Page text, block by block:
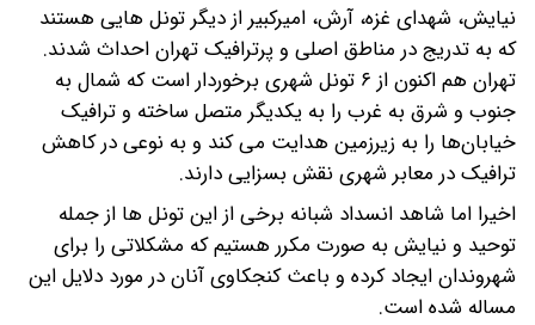
نیایش، شهدای غزه، آرش، امیرکبیر از دیگر تونل هایی هستند
که به تدریج در مناطق اصلی و پرترافیک تهران احداث شدند.
تهران هم‌ اکنون از ۶ تونل شهری برخوردار است که شمال به
جنوب و شرق به غرب را به یکدیگر متصل ساخته و ترافیک
خیابان‌ها را به زیرزمین هدایت می کند و به نوعی در کاهش
ترافیک در معابر شهری نقش بسزایی دارند.
اخیرا اما شاهد انسداد شبانه برخی از این تونل ها از جمله
توحید و نیایش به صورت مکرر هستیم که مشکلاتی را برای
شهروندان ایجاد کرده و باعث کنجکاوی آنان در مورد دلایل این
مساله شده است.